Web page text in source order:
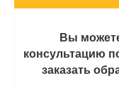
Вы
консультацию
заказать